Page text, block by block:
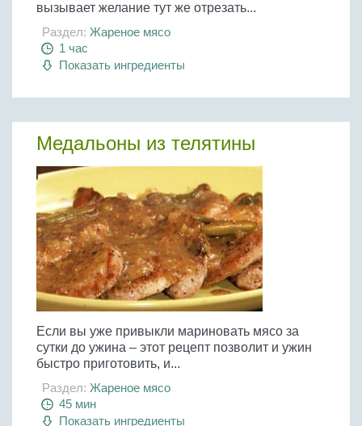
вызывает желание тут же отрезать...
Раздел: Жареное мясо
1 час
Показать ингредиенты
Медальоны из телятины
Если вы уже привыкли мариновать мясо за
сутки до ужина – этот рецепт позволит и ужин
быстро приготовить, и...
Раздел: Жареное мясо
45 мин
Показать ингредиенты